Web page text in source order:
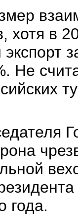
хотя в
экспорт
Не
года.